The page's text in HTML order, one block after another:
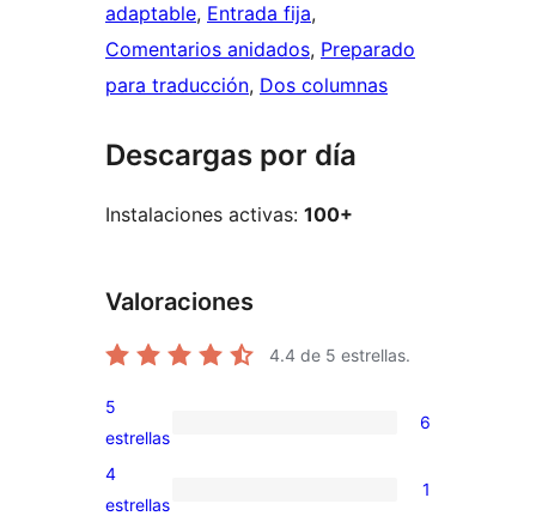
adaptable, Entrada fija
Comentarios anidados, Preparado
para traducción, Dos columnas
Descargas por día
Instalaciones activas: 100+
Valoraciones
4.4 de 5 estrellas.
6
valoraciones
de
5
estrellas
6
1
4
estrellas
1